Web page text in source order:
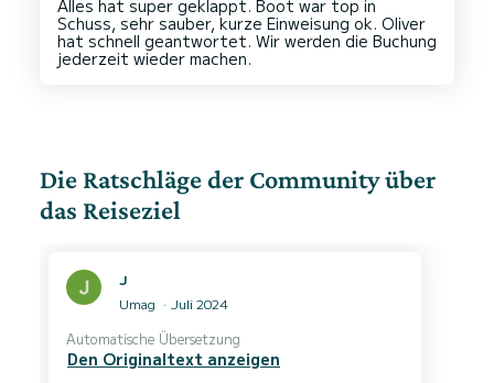
Alles hat super geklappt. Boot war top in
Schuss, sehr sauber, kurze Einweisung ok. Oliver
hat schnell geantwortet. Wir werden die Buchung
Die Ratschläge der Community über
das Reiseziel
J
Umag
Juli 2024
Automatische Übersetzung
Den Originaltext anzeigen